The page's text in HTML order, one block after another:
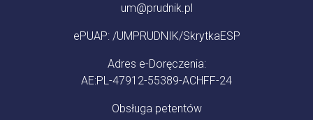
um@prudnik.pl
ePUAP: /UMPRUDNIK/SkrytkaESP
Adres e-Doręczenia:
AE:PL-47912-55389-ACHFF-24
Obsługa petentów